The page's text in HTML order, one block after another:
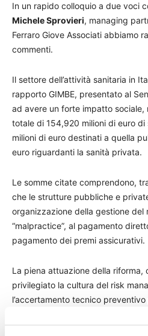
In un rapido colloquio a due voci
Michele Sprovieri, managing
Ferraro Giove Associati abbiamo
commenti.
Il settore dell’attività sanitaria in
rapporto GIMBE, presentato al
ad avere un forte impatto sociale,
totale di 154,920 milioni di euro di
milioni di euro destinati a quella
euro riguardanti la sanità privata.
Le somme citate comprendono,
che le strutture pubbliche e
organizzazione della gestione del
“malpractice”, al pagamento
pagamento dei premi assicurativi.
La piena attuazione della riforma,
privilegiato la cultura del risk
l’accertamento tecnico